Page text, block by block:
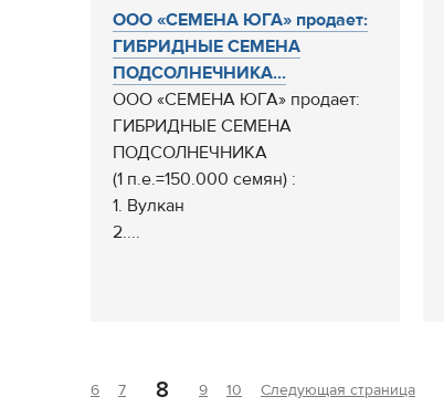
ООО «СЕМЕНА ЮГА» продает:
ГИБРИДНЫЕ СЕМЕНА
ПОДСОЛНЕЧНИКА...
ООО «СЕМЕНА ЮГА» продает:
ГИБРИДНЫЕ СЕМЕНА
ПОДСОЛНЕЧНИКА
(1 п.е.=150.000 семян) :
1. Вулкан
2....
6 7 8 9 10 Следующая страница